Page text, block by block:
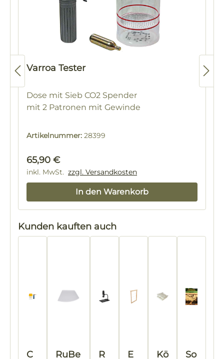
Varroa Tester
Dose mit Sieb CO2 Spender
mit 2 Patronen mit Gewinde
Artikelnummer: 28399
Regulärer Preis:
65,90 €
inkl. MwSt. zzgl. Versandkosten
In den Warenkorb
Produktgalerie überspringen
Kunden kauften auch
C RuBe R E Kö So